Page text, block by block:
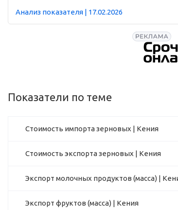
Анализ показателя | 17.02.2026
Показатели по теме
Стоимость импорта зерновых | Кения
Стоимость экспорта зерновых | Кения
Экспорт молочных продуктов (масса) |
Экспорт фруктов (масса) | Кения